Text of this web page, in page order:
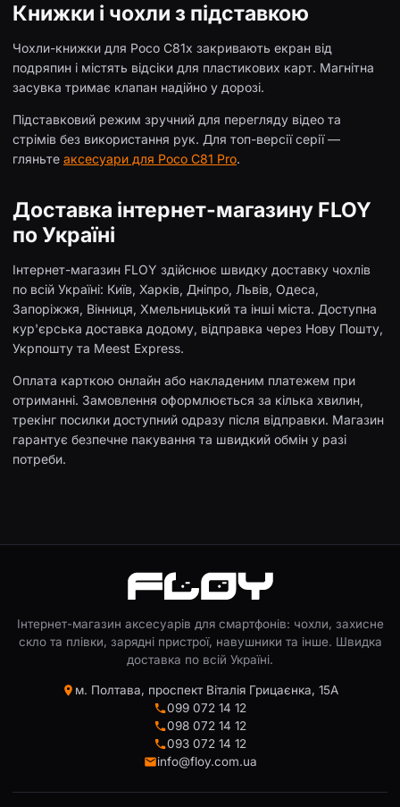
Книжки і чохли з підставкою
Чохли-книжки для Poco C81x закривають екран від
подряпин і містять відсіки для пластикових карт. Магнітна
засувка тримає клапан надійно у дорозі.
Підставковий режим зручний для перегляду відео та
стрімів без використання рук. Для топ-версії серії —
гляньте аксесуари для Poco C81 Pro.
Доставка інтернет-магазину FLOY
по Україні
Інтернет-магазин FLOY здійснює швидку доставку чохлів
по всій Україні: Київ, Харків, Дніпро, Львів, Одеса,
Запоріжжя, Вінниця, Хмельницький та інші міста. Доступна
кур'єрська доставка додому, відправка через Нову Пошту,
Укрпошту та Meest Express.
Оплата карткою онлайн або накладеним платежем при
отриманні. Замовлення оформлюється за кілька хвилин,
трекінг посилки доступний одразу після відправки. Магазин
гарантує безпечне пакування та швидкий обмін у разі
потреби.
Інтернет-магазин аксесуарів для смартфонів: чохли, захисне
скло та плівки, зарядні пристрої, навушники та інше. Швидка
доставка по всій Україні.
м. Полтава, проспект Віталія Грицаєнка, 15А
099 072 14 12
098 072 14 12
093 072 14 12
info@floy.com.ua